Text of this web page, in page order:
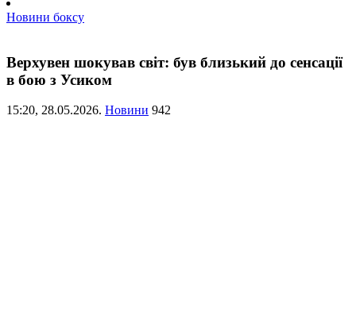
Новини боксу
Верхувен шокував світ: був близький до сенсації
в бою з Усиком
15:20, 28.05.2026. Новини 942